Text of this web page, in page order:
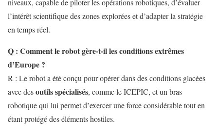
niveaux, capable de piloter les opérations robotiques, d’évaluer
l’intérêt scientifique des zones explorées et d’adapter la stratégie
en temps réel.
Q : Comment le robot gère-t-il les conditions extrêmes
d’Europe ?
R : Le robot a été conçu pour opérer dans des conditions glacées
avec desoutils spécialisés, comme le ICEPIC, et un bras
robotique qui lui permet d’exercer une force considérable tout en
étant protégé des éléments hostiles.